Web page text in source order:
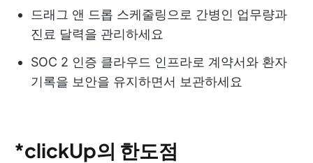
드래그 앤 드롭 스케줄링으로 간병인 업무량과
진료 달력을 관리하세요
SOC 2 인증 클라우드 인프라로 계약서와 환자
기록을 보안을 유지하면서 보관하세요
*clickUp의 한도점